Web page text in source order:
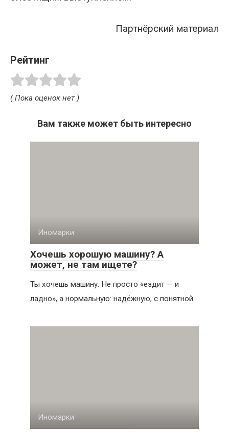
Партнёрский материал
Рейтинг
( Пока оценок нет )
Вам также может быть интересно
Иномарки
Хочешь хорошую машину? А
может, не там ищете?
Ты хочешь машину. Не просто «ездит — и
ладно», а нормальную: надёжную, с понятной
Иномарки